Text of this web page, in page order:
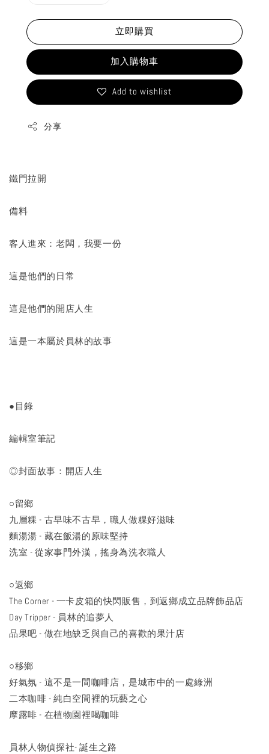
立即購買
加入購物車
Add to wishlist
分享
鐵門拉開
備料
客人進來：老闆，我要一份
這是他們的日常
這是他們的開店人生
這是一本屬於員林的故事
●目錄
編輯室筆記
◎封面故事：開店人生
○留鄉
九層粿 - 古早味不古早，職人做粿好滋味
麵湯湯 - 藏在飯湯的原味堅持
洗室 - 從家事門外漢，搖身為洗衣職人
○返鄉
The Corner - 一卡皮箱的快閃販售，到返鄉成立品牌飾品店
Day Tripper - 員林的追夢人
品果吧 - 做在地缺乏與自己的喜歡的果汁店
○移鄉
好氣氛 - 這不是一間咖啡店，是城市中的一處綠洲
二本咖啡 - 純白空間裡的玩藝之心
摩露啡 - 在植物園裡喝咖啡
員林人物偵探社- 誕生之路